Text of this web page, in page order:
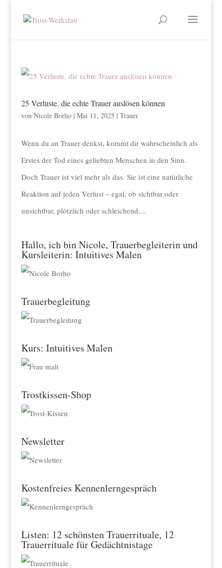
25 Verluste, die echte Trauer auslösen können
von Nicole Borho| Mai 11, 2025 | Trauer
Wenn du an Trauer denkst, kommt dir wahrscheinlich als
Erstes der Tod eines geliebten Menschen in den Sinn.
Doch Trauer ist viel mehr als das. Sie ist eine natürliche
Reaktion auf jeden Verlust – egal, ob sichtbar oder
unsichtbar, plötzlich oder schleichend....
Hallo, ich bin Nicole, Trauerbegleiterin und
Kursleiterin: Intuitives Malen
Trauerbegleitung
Kurs: Intuitives Malen
Trostkissen-Shop
Newsletter
Kostenfreies Kennenlerngespräch
Listen: 12 schönsten Trauerrituale, 12
Trauerrituale für Gedächtnistage